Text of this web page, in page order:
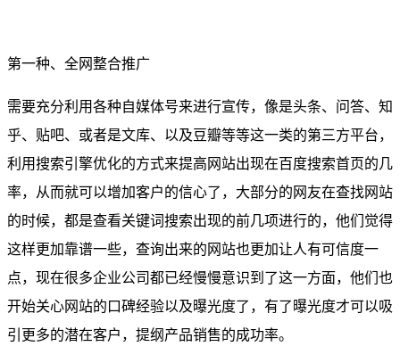
第一种、全网整合推广
需要充分利用各种自媒体号来进行宣传，像是头条、问答、知
乎、贴吧、或者是文库、以及豆瓣等等这一类的第三方平台，
利用搜索引擎优化的方式来提高网站出现在百度搜索首页的几
率，从而就可以增加客户的信心了，大部分的网友在查找网站
的时候，都是查看关键词搜索出现的前几项进行的，他们觉得
这样更加靠谱一些，查询出来的网站也更加让人有可信度一
点，现在很多企业公司都已经慢慢意识到了这一方面，他们也
开始关心网站的口碑经验以及曝光度了，有了曝光度才可以吸
引更多的潜在客户，提纲产品销售的成功率。